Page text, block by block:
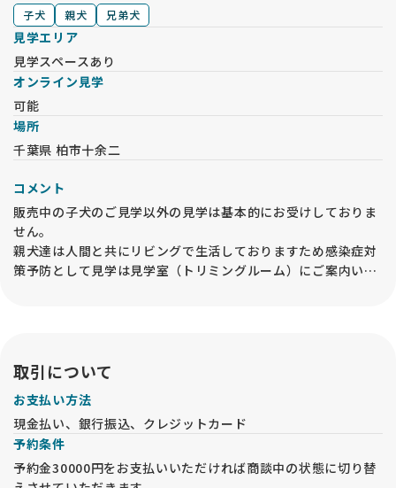
子犬 親犬 兄弟犬
見学エリア
見学スペースあり
オンライン見学
可能
場所
千葉県 柏市十余二
コメント
販売中の子犬のご見学以外の見学は基本的にお受けしておりま
せん。
親犬達は人間と共にリビングで生活しておりますため感染症対
策予防として見学は見学室（トリミングルーム）にご案内いた
取引について
お支払い方法
現金払い、銀行振込、クレジットカード
予約条件
予約金30000円をお支払いいただければ商談中の状態に切り替